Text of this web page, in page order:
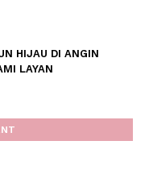
HIJAU DI ANGIN
LAYAN